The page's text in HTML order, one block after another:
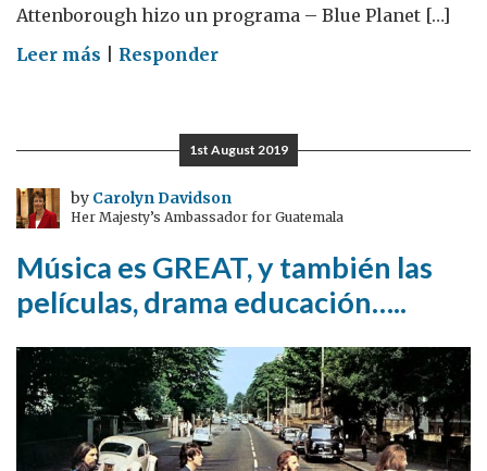
Attenborough hizo un programa – Blue Planet […]
Leer más onResponder
1st August 2019
by Carolyn Davidson
Her Majesty’s Ambassador for Guatemala
Música es GREAT, y también las
películas, drama educación…..